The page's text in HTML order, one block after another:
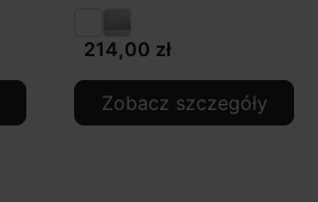
214,00 zł
Zobacz szczegóły